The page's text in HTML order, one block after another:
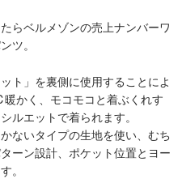
らベルメゾンの売上ナンバーワ
ツ。
ト」を裏側に使用することによ
かく、 モコモコと着ぶくれす
ルエットで着られます。
ないタイプの生地を使い、 むち
ーン設計、 ポケット位置とヨー
。